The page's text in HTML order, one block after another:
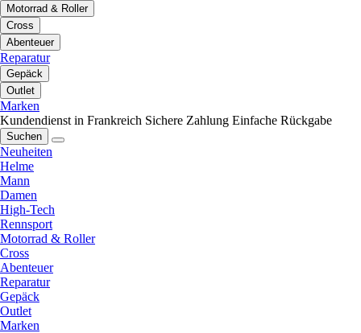
Motorrad & Roller
Cross
Abenteuer
Reparatur
Gepäck
Outlet
Marken
Kundendienst in Frankreich Sichere Zahlung Einfache Rückgabe
Suchen
Neuheiten
Helme
Mann
Damen
High-Tech
Rennsport
Motorrad & Roller
Cross
Abenteuer
Reparatur
Gepäck
Outlet
Marken